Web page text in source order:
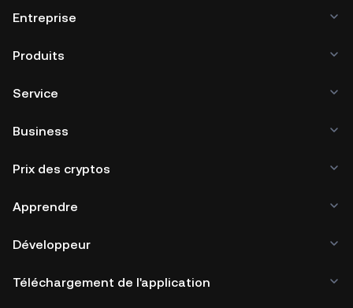
Entreprise
Produits
Service
Business
Prix des cryptos
Apprendre
Développeur
Téléchargement de l'application